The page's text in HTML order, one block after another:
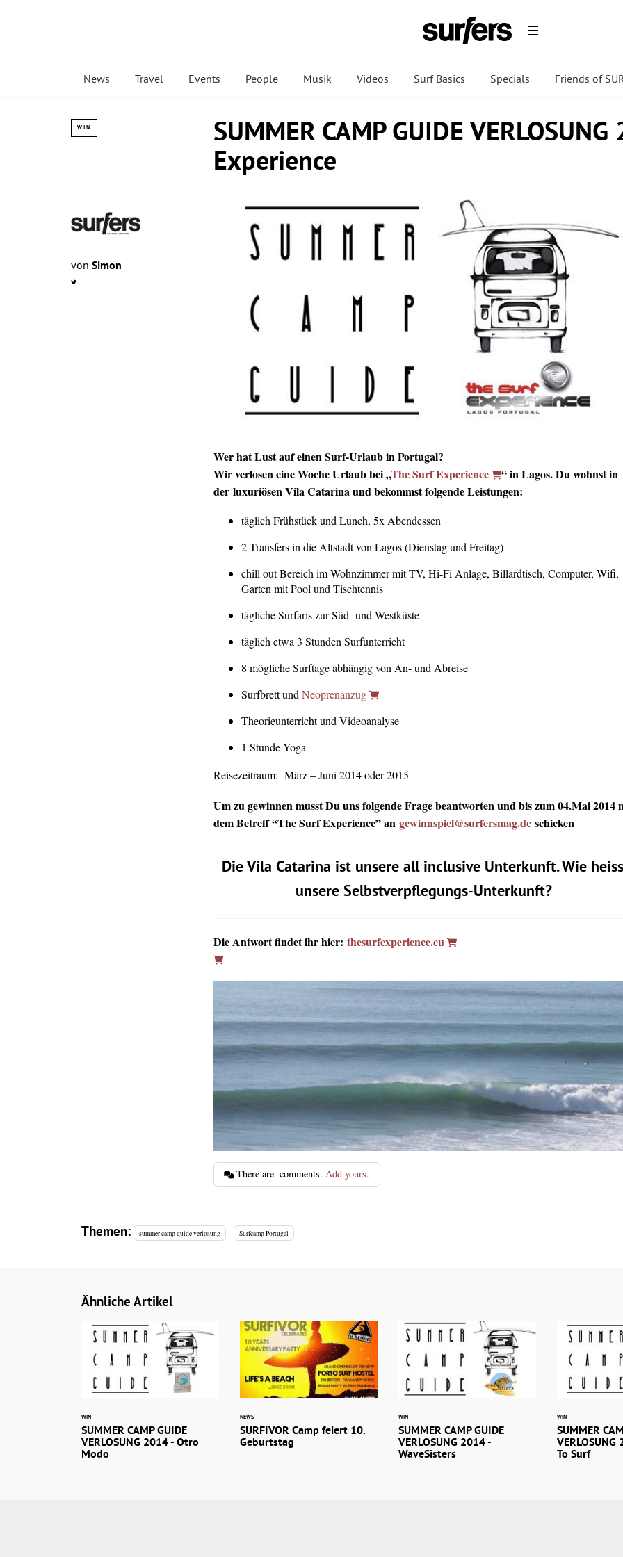
News Travel Events People Musik Videos Surf Basics Specials Friends of
WIN
SUMMER CAMP GUIDE
Experience
von Simon
Wer hat Lust auf einen Surf-Urlaub in Portugal?
Wir verlosen eine Woche Urlaub bei „The Surf Experience
“ in Lagos. Du wohnst in
der luxuriösen Vila Catarina und bekommst folgende Leistungen:
täglich Frühstück und Lunch, 5x Abendessen
2 Transfers in die Altstadt von Lagos (Dienstag und Freitag)
chill out Bereich im Wohnzimmer mit TV, Hi-Fi Anlage, Billardtisch, Computer, Wifi,
Garten mit Pool und Tischtennis
tägliche Surfaris zur Süd- und Westküste
täglich etwa 3 Stunden Surfunterricht
8 mögliche Surftage abhängig von An- und Abreise
Surfbrett und Neoprenanzug
Theorieunterricht und Videoanalyse
1 Stunde Yoga
Reisezeitraum: März – Juni 2014 oder 2015
Um zu gewinnen musst Du uns folgende Frage beantworten und bis zum 04.Mai 2014
dem Betreff “The Surf Experience” an gewinnspiel@surfersmag.de schicken
Die Vila Catarina ist unsere all inclusive Unterkunft. Wie
unsere Selbstverpflegungs-Unterkunft?
Die Antwort findet ihr hier: thesurfexperience.eu
There are comments.Add yours.
Themen: summer camp guide verlosung Surfcamp Portugal
Ähnliche Artikel
WIN
SUMMER CAMP GUIDE
VERLOSUNG 2014 - Otro
Modo
NEWS
SURFIVOR Camp feiert 10.
Geburtstag
WIN
SUMMER CAMP GUIDE
VERLOSUNG 2014 -
WaveSisters
WIN
SUMMER
To Surf